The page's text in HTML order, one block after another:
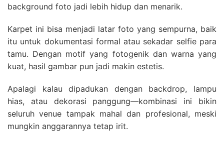
background foto jadi lebih hidup dan menarik.
Karpet ini bisa menjadi latar foto yang sempurna, baik
itu untuk dokumentasi formal atau sekadar selfie para
tamu. Dengan motif yang fotogenik dan warna yang
kuat, hasil gambar pun jadi makin estetis.
Apalagi kalau dipadukan dengan backdrop, lampu
hias, atau dekorasi panggung—kombinasi ini bikin
seluruh venue tampak mahal dan profesional, meski
mungkin anggarannya tetap irit.